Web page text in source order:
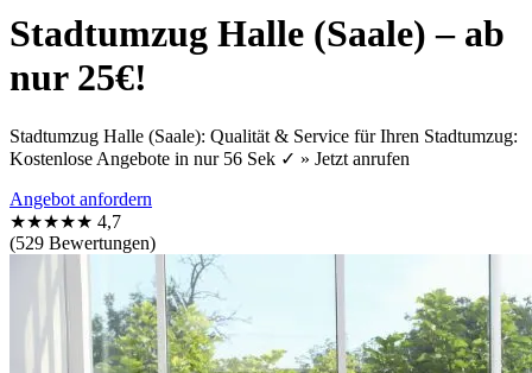
Stadtumzug Halle (Saale) – ab
nur 25€!
Stadtumzug Halle (Saale): Qualität & Service für Ihren Stadtumzug:
Kostenlose Angebote in nur 56 Sek ✓ » Jetzt anrufen
Angebot anfordern
★★★★★ 4,7
(529 Bewertungen)